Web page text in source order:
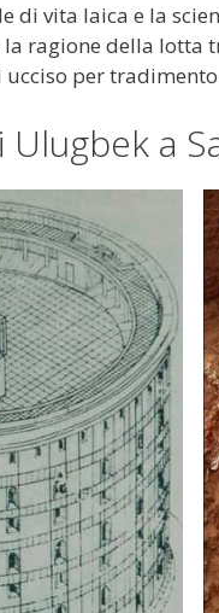
di vita laica e la
ragione della lotta
per
a